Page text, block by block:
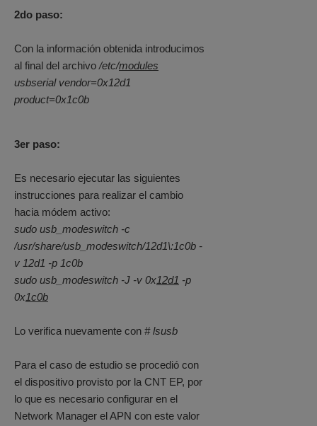
2do paso:
Con la información obtenida introducimos
al final del archivo /etc/modules
usbserial vendor=0x12d1
product=0x1c0b
3er paso:
Es necesario ejecutar las siguientes
instrucciones para realizar el cambio
hacia módem activo:
sudo usb_modeswitch -c
/usr/share/usb_modeswitch/12d1\:1c0b -
v 12d1 -p 1c0b
sudo usb_modeswitch -J -v 0x12d1 -p
0x1c0b
Lo verifica nuevamente con # lsusb
Para el caso de estudio se procedió con
el dispositivo provisto por la CNT EP, por
lo que es necesario configurar en el
Network Manager el APN con este valor